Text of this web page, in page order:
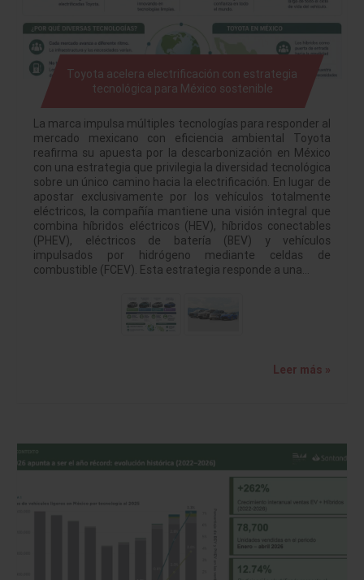
Toyota acelera electrificación con estrategia
tecnológica para México sostenible
La marca impulsa múltiples tecnologías para responder al
mercado mexicano con eficiencia ambiental Toyota
reafirma su apuesta por la descarbonización en México
con una estrategia que privilegia la diversidad tecnológica
sobre un único camino hacia la electrificación. En lugar de
apostar exclusivamente por los vehículos totalmente
eléctricos, la compañía mantiene una visión integral que
combina híbridos eléctricos (HEV), híbridos conectables
(PHEV), eléctricos de batería (BEV) y vehículos
impulsados por hidrógeno mediante celdas de
combustible (FCEV). Esta estrategia responde a una…
Leer más »